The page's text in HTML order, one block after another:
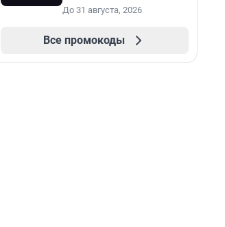
До 31 августа, 2026
Все промокоды